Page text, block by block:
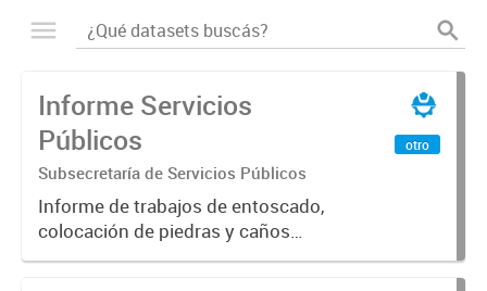
Informe Servicios
Públicos
Subsecretaría de Servicios Públicos
Informe de trabajos de entoscado,
colocación de piedras y caños
(zanjeo - cruce de calles) Informe
otro